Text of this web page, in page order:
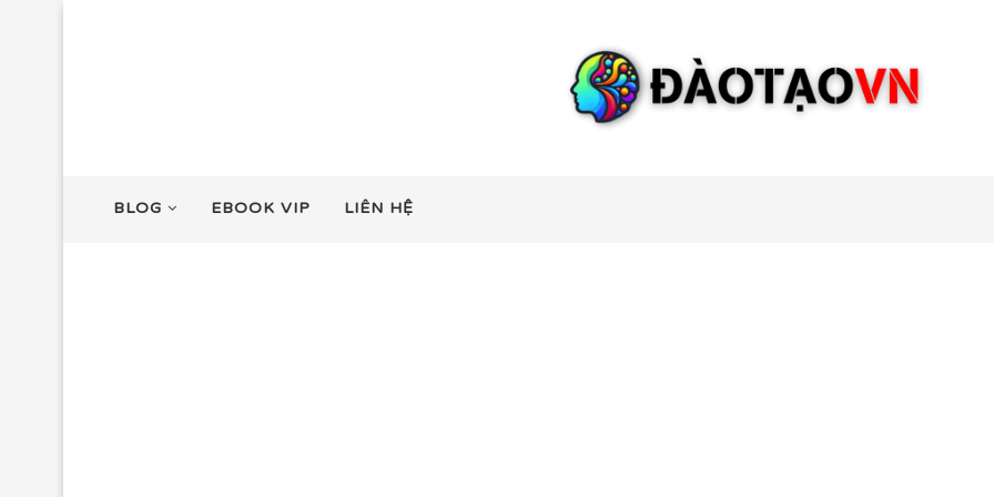
BLOG EBOOK VIP LIÊN HỆ